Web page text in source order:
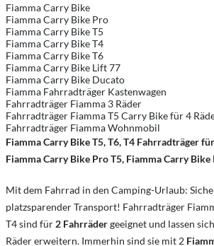
Fiamma Carry Bike
Fiamma Carry Bike Pro
Fiamma Carry Bike T5
Fiamma Carry Bike T4
Fiamma Carry Bike T6
Fiamma Carry Bike Lift 77
Fiamma Carry Bike Ducato
Fiamma Fahrradträger Kastenwagen
Fahrradträger Fiamma 3 Räder
Fahrradträger Fiamma T5 Carry Bike für 4
Fahrradträger Fiamma Wohnmobil
Fiamma Carry Bike T5, T6, T4 Fahrradträger
Fiamma Carry Bike Pro T5, Fiamma Carry Bike
Mit dem Fahrrad in den Camping-Urlaub:
platzsparender Transport! Fahrradträger
T4 sind für 2 Fahrrädergeeignet und lassen
Räder erweitern. Immerhin sind sie mit 2